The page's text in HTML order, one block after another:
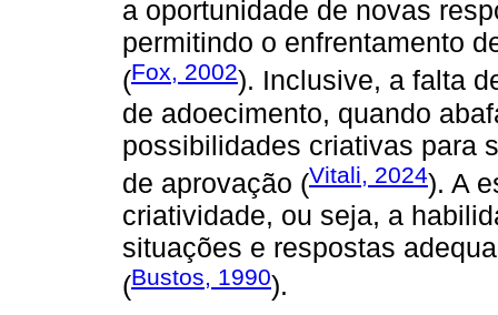
a oportunidade de novas
permitindo o enfrentamento
(Fox, 2002). Inclusive, a falta
de adoecimento, quando
possibilidades criativas para
de aprovação (Vitali, 2024). A
criatividade, ou seja, a
situações e respostas
(Bustos, 1990).